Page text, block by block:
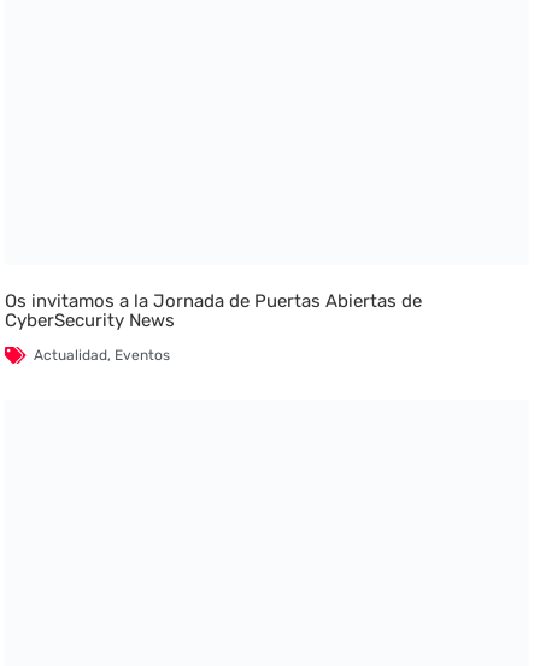
Os invitamos a la Jornada de Puertas Abiertas de
CyberSecurity News
Actualidad, Eventos